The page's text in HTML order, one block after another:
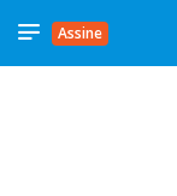
Assine